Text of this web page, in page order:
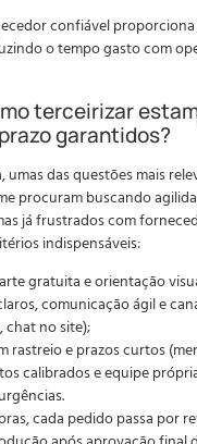
confiável
o tempo gasto com
terceirizar
garantidos?
umas das questões mais
procuram buscando
já frustrados com
indispensáveis:
gratuita e orientação
comunicação ágil e
chat no site);
rastreio e prazos curtos
calibrados e equipe
cada pedido passa por